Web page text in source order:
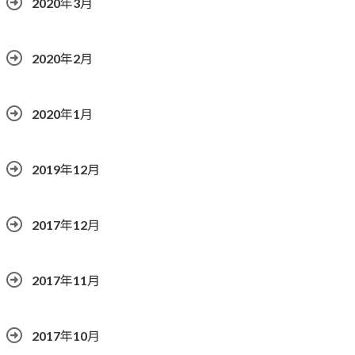
2020年2月
2020年1月
2019年12月
2017年12月
2017年11月
2017年10月